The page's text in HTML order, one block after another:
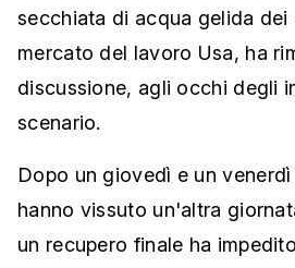
secchiata di acqua gelida dei
mercato del lavoro Usa, ha
discussione, agli occhi degli
scenario.
Dopo un giovedì e un
hanno vissuto un'altra
un recupero finale ha